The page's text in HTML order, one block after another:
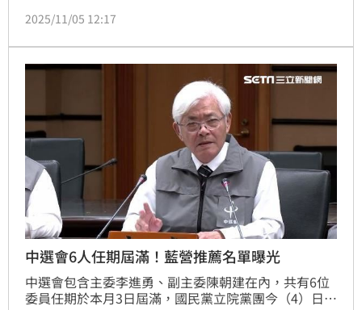
黨立院黨團幹事長鍾佳濱今（5）日表示，李進勇的舉
主委在職期間不能參與政黨事務，也因此暫停黨籍；然
立法院長也應超越黨派之上，國會與國民黨在這方面需
2025/11/05 12:17
中選會6人任期屆滿！藍營推薦名單曝光
中選會包含主委李進勇、副主委陳朝建在內，共有6位
委員任期於本月3日屆滿，國民黨立院黨團今（4）日表